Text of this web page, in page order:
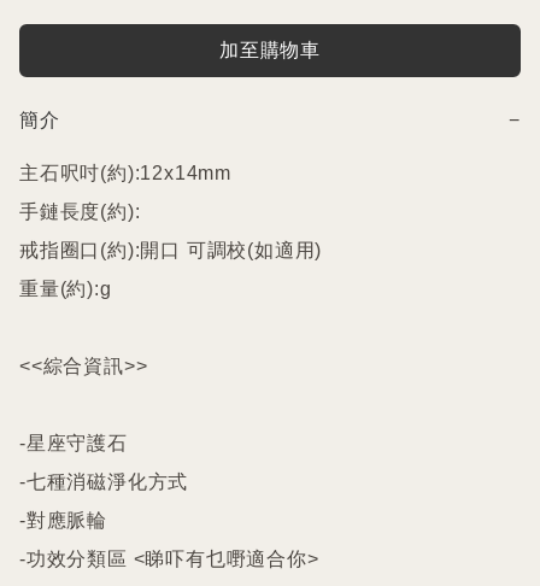
加至購物車
簡介 −
主石呎吋(約):12x14mm
手鏈長度(約):
戒指圈口(約):開口 可調校(如適用)
重量(約):g
<<綜合資訊>>
-星座守護石
-七種消磁淨化方式
-對應脈輪
-功效分類區 <睇吓有乜嘢適合你>